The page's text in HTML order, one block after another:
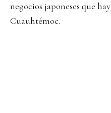
negocios japoneses que
Cuauhtémoc.